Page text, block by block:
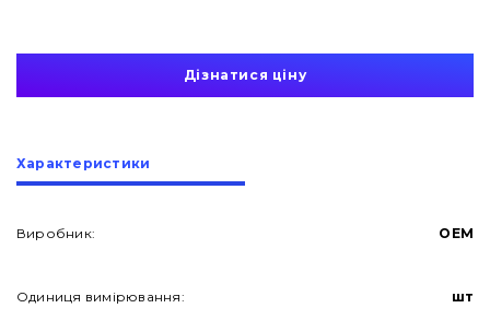
Дізнатися ціну
Характеристики
Виробник: OEM
Одиниця вимірювання: шт